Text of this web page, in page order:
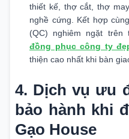
thiết kế, thợ cắt, thợ
nghề cứng. Kết hợp
(QC) nghiêm ngặt trên
đồng phục công ty
thiện cao nhất khi bàn
4. Dịch vụ ưu
bảo hành khi
Gạo House